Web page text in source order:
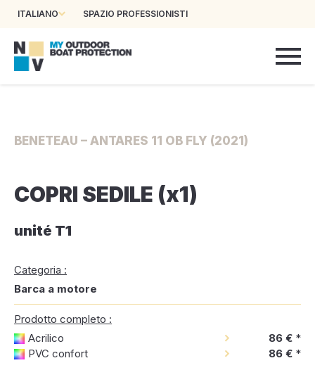
ITALIANO SPAZIO PROFESSIONISTI
BENETEAU – ANTARES 11 OB FLY (2021)
COPRI SEDILE (x1)
unité T1
Categoria :
Barca a motore
Prodotto completo :
Acrilico
86 € *
PVC confort
86 € *